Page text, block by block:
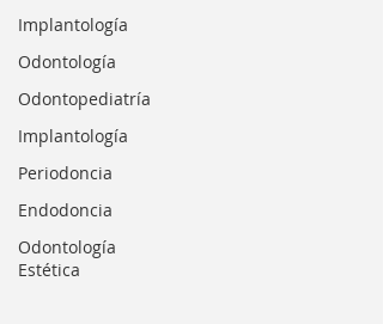
Implantología
Odontología
Odontopediatría
Implantología
Periodoncia
Endodoncia
Odontología
Estética